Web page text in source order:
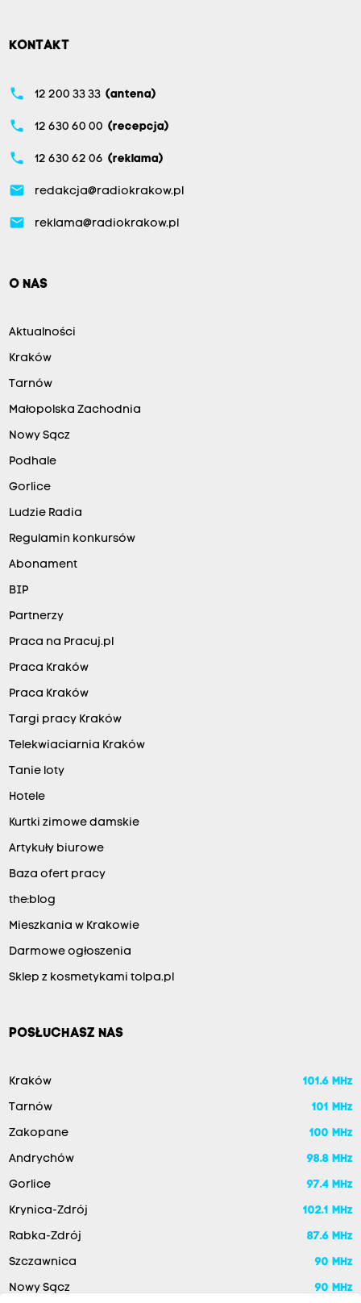
KONTAKT
phone 12 200 33 33 (antena)
phone 12 630 60 00 (recepcja)
phone 12 630 62 06 (reklama)
email redakcja@radiokrakow.pl
email reklama@radiokrakow.pl
O NAS
Aktualności
Kraków
Tarnów
Małopolska Zachodnia
Nowy Sącz
Podhale
Gorlice
Ludzie Radia
Regulamin konkursów
Abonament
BIP
Partnerzy
Praca na Pracuj.pl
Praca Kraków
Praca Kraków
Targi pracy Kraków
Telekwiaciarnia Kraków
Tanie loty
Hotele
Kurtki zimowe damskie
Artykuły biurowe
Baza ofert pracy
the:blog
Mieszkania w Krakowie
Darmowe ogłoszenia
Sklep z kosmetykami tolpa.pl
POSŁUCHASZ NAS
Kraków 101.6 MHz
Tarnów 101 MHz
Zakopane 100 MHz
Andrychów 98.8 MHz
Gorlice 97.4 MHz
Krynica-Zdrój 102.1 MHz
Rabka-Zdrój 87.6 MHz
Szczawnica 90 MHz
Nowy Sącz 90 MHz